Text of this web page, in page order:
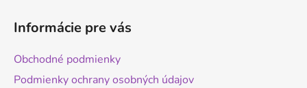
Informácie pre vás
Obchodné podmienky
Podmienky ochrany osobných údajov